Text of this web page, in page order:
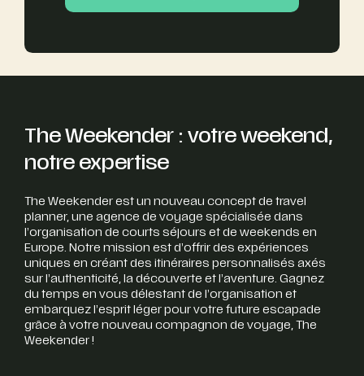
The Weekender : votre weekend,
notre expertise
The Weekender est un nouveau concept de travel
planner, une agence de voyage spécialisée dans
l’organisation de courts séjours et de weekends en
Europe. Notre mission est d’offrir des expériences
uniques en créant des itinéraires personnalisés axés
sur l’authenticité, la découverte et l’aventure. Gagnez
du temps en vous délestant de l’organisation et
embarquez l’esprit léger pour votre future escapade
grâce à votre nouveau compagnon de voyage, The
Weekender !